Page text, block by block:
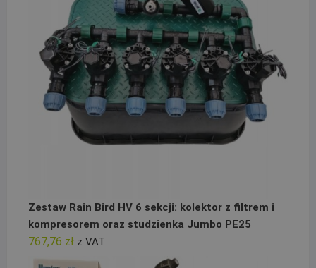
Zestaw Rain Bird HV 6 sekcji: kolektor z filtrem i
kompresorem oraz studzienka Jumbo PE25
767,76 zł z VAT